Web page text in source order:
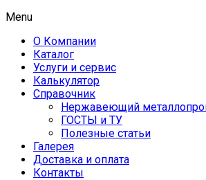
Menu
О Компании
Каталог
Услуги и сервис
Калькулятор
Справочник
Нержавеющий
ГОСТЫ и ТУ
Полезные статьи
Галерея
Доставка и оплата
Контакты